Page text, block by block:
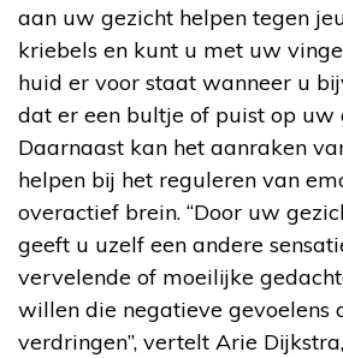
aan uw gezicht helpen tegen
kriebels en kunt u met uw
huid er voor staat wanneer u
dat er een bultje of puist op uw
Daarnaast kan het aanraken
helpen bij het reguleren van
overactief brein. “Door uw
geeft u uzelf een andere
vervelende of moeilijke
willen die negatieve gevoelens
verdringen”, vertelt Arie